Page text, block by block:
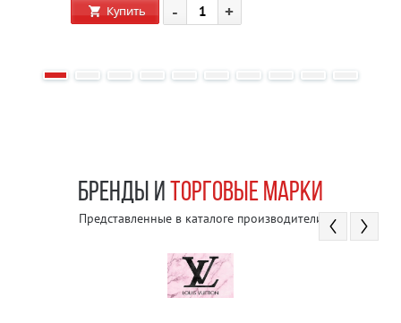
Купить - +
БРЕНДЫ И ТОРГОВЫЕ МАРКИ
Представленные в каталоге производители